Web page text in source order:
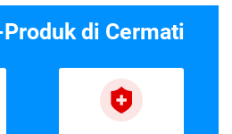
di Cermati